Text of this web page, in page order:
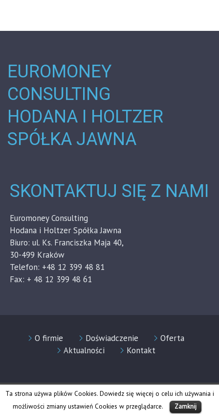
EUROMONEY
CONSULTING
HODANA I HOLTZER
SPÓŁKA JAWNA
SKONTAKTUJ SIĘ Z NAMI
Euromoney Consulting
Hodana i Holtzer Spółka Jawna
Biuro: ul. Ks. Franciszka Maja 40,
30-499 Kraków
Telefon: +48 12 399 48 81
Fax: + 48 12 399 48 61
O firmie Doświadczenie
Oferta
Aktualności
Kontakt
2019 © www.euromoney.net.pl
Ta strona używa plików Cookies. Dowiedz się więcej o celu ich używania i
możliwości zmiany ustawień Cookies w przeglądarce.
Zamknij